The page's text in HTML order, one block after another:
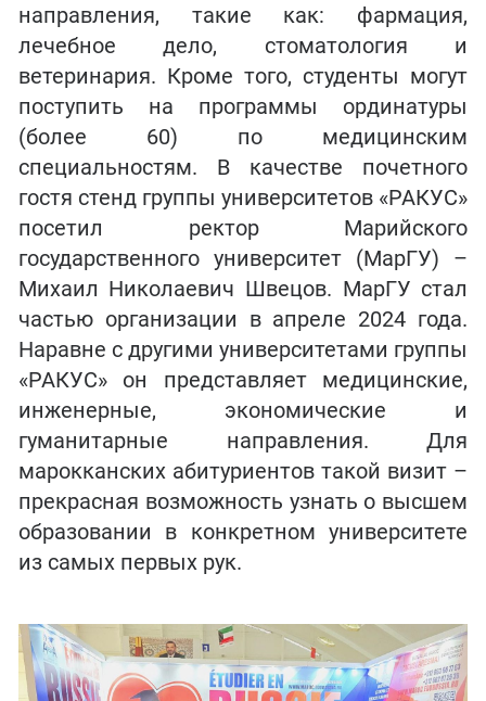
направления, такие как: фармация,
лечебное дело, стоматология и
ветеринария. Кроме того, студенты могут
поступить на программы ординатуры
(более 60) по медицинским
специальностям. В качестве почетного
гостя стенд группы университетов «РАКУС»
посетил ректор Марийского
государственного университет (МарГУ) –
Михаил Николаевич Швецов. МарГУ стал
частью организации в апреле 2024 года.
Наравне с другими университетами группы
«РАКУС» он представляет медицинские,
инженерные, экономические и
гуманитарные направления. Для
марокканских абитуриентов такой визит –
прекрасная возможность узнать о высшем
образовании в конкретном университете
из самых первых рук.